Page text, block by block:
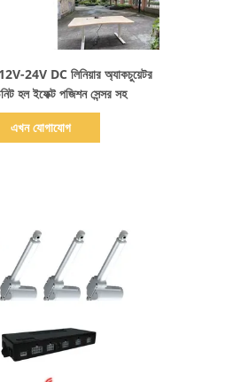
24V DC লিনিয়ার অ্যাকচুয়েটর
হল ইফেক্ট পজিশন সেন্সর সহ
এখন যোগাযোগ